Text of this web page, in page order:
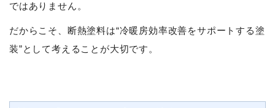
ではありません。
だからこそ、断熱塗料は“冷暖房効率改善をサポートする塗
装”として考えることが大切です。